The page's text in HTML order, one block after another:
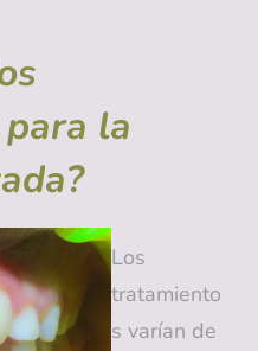
la
Los
tratamiento
s varían de